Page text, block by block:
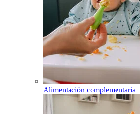
Alimentación complementaria